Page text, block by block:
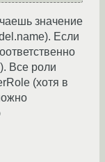
значение
Если
Все роли
(хотя в